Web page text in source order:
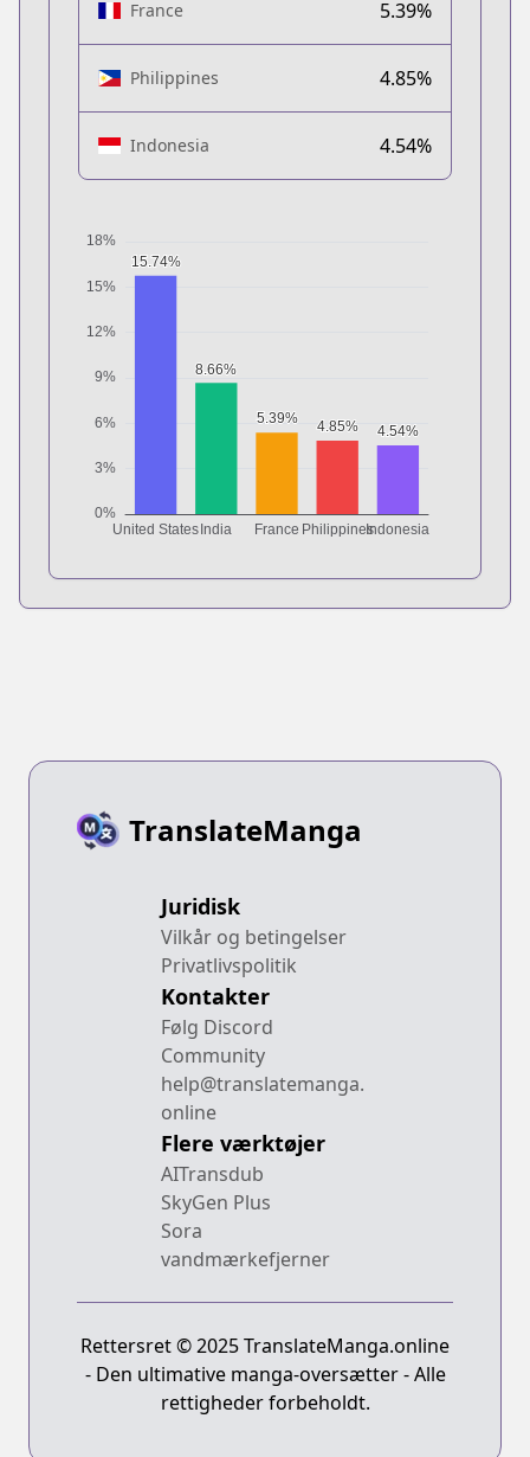
France 5.39%
Philippines 4.85%
Indonesia 4.54%
TranslateManga
Juridisk
Vilkår og betingelser
Privatlivspolitik
Kontakter
Følg Discord
Community
help@translatemanga.
online
Flere værktøjer
AITransdub
SkyGen Plus
Sora
vandmærkefjerner
Rettersret © 2025 TranslateManga.online
- Den ultimative manga-oversætter - Alle
rettigheder forbeholdt.